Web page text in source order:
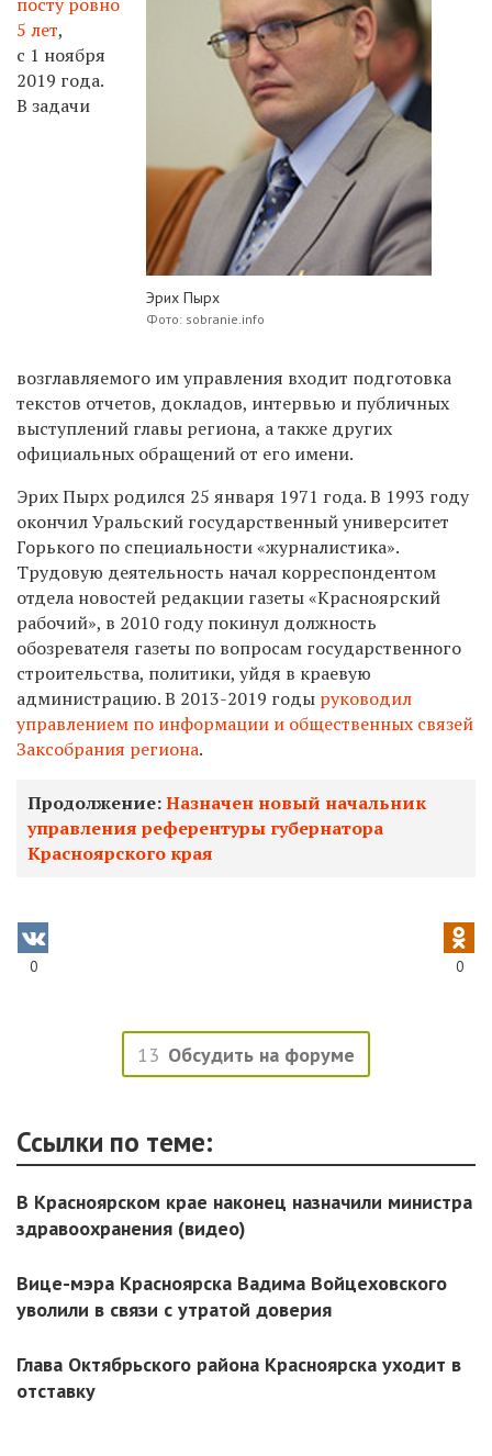
Эрих Пырх
Фото: sobranie.info
5 лет,
с 1 ноября
2019 года.
В задачи
возглавляемого им управления входит подготовка
текстов отчетов, докладов, интервью и публичных
выступлений главы региона, а также других
официальных обращений от его имени.
Эрих Пырх родился 25 января 1971 года. В 1993 году
окончил Уральский государственный университет
Горького по специальности «журналистика».
Трудовую деятельность начал корреспондентом
отдела новостей редакции газеты «Красноярский
рабочий», в 2010 году покинул должность
обозревателя газеты по вопросам государственного
строительства, политики, уйдя в краевую
администрацию. В 2013-2019 годы руководил
управлением по информации и общественных связей
Заксобрания региона.
Продолжение:Назначен новый начальник
управления референтуры губернатора
Красноярского края
0 0
13 Обсудить на форуме
Ссылки по теме:
В Красноярском крае наконец назначили министра
здравоохранения (видео)
Вице-мэра Красноярска Вадима Войцеховского
уволили в связи с утратой доверия
Глава Октябрьского района Красноярска уходит в
отставку